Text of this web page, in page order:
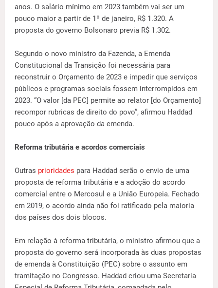
anos. O salário mínimo em 2023 também vai ser um
pouco maior a partir de 1º de janeiro, R$ 1.320. A
proposta do governo Bolsonaro previa R$ 1.302.
Segundo o novo ministro da Fazenda, a Emenda
Constitucional da Transição foi necessária para
reconstruir o Orçamento de 2023 e impedir que serviços
públicos e programas sociais fossem interrompidos em
2023. “O valor [da PEC] permite ao relator [do Orçamento]
recompor rubricas de direito do povo”, afirmou Haddad
pouco após a aprovação da emenda.
Reforma tributária e acordos comerciais
Outras prioridades para Haddad serão o envio de uma
proposta de reforma tributária e a adoção do acordo
comercial entre o Mercosul e a União Europeia. Fechado
em 2019, o acordo ainda não foi ratificado pela maioria
dos países dos dois blocos.
Em relação à reforma tributária, o ministro afirmou que a
proposta do governo será incorporada às duas propostas
de emenda à Constituição (PEC) sobre o assunto em
tramitação no Congresso. Haddad criou uma Secretaria